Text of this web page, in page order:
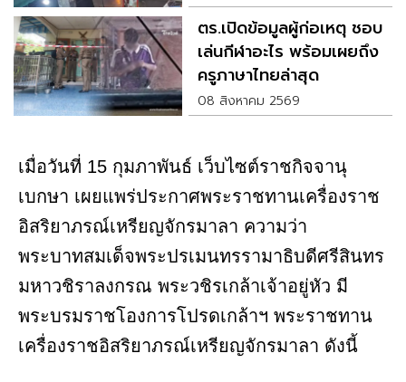
ตร.เปิดข้อมูลผู้ก่อเหตุ ชอบ
เล่นกีฬาอะไร พร้อมเผยถึง
ครูภาษาไทยล่าสุด
08 สิงหาคม 2569
เมื่อวันที่ 15 กุมภาพันธ์ เว็บไซต์ราชกิจจานุ
เบกษา เผยแพร่ประกาศพระราชทานเครื่องราช
อิสริยาภรณ์เหรียญจักรมาลา ความว่า
พระบาทสมเด็จพระปรเมนทรรามาธิบดีศรีสินทร
มหาวชิราลงกรณ พระวชิรเกล้าเจ้าอยู่หัว มี
พระบรมราชโองการโปรดเกล้าฯ พระราชทาน
เครื่องราชอิสริยาภรณ์เหรียญจักรมาลา ดังนี้